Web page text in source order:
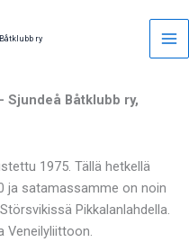
ry
Sjundeå Båtklubb ry,
1975. Tällä hetkellä
ja satamassamme on noin
Pikkalanlahdella.
Veneilyliittoon.